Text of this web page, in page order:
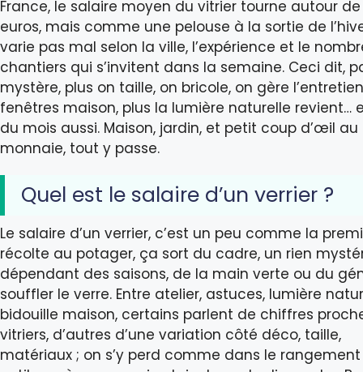
France, le salaire moyen du vitrier tourne autour de
euros, mais comme une pelouse à la sortie de
varie pas mal selon la ville, l’expérience et le
chantiers qui s’invitent dans la semaine. Ceci dit,
mystère, plus on taille, on bricole, on gère
fenêtres maison, plus la lumière naturelle revient…
du mois aussi. Maison, jardin, et petit coup d’œil
monnaie, tout y passe.
Quel est le salaire d’un verrier ?
Le salaire d’un verrier, c’est un peu comme la
récolte au potager, ça sort du cadre, un rien
dépendant des saisons, de la main verte ou du
souffler le verre. Entre atelier, astuces, lumière
bidouille maison, certains parlent de chiffres
vitriers, d’autres d’une variation côté déco, taille,
matériaux ; on s’y perd comme dans le